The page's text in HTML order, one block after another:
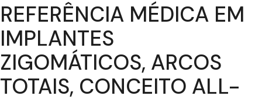
REFERÊNCIA MÉDICA EM
IMPLANTES
ZIGOMÁTICOS, ARCOS
TOTAIS, CONCEITO ALL-